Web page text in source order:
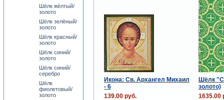
Икона: Св. Архангел Михаил
- 6
Шёлк
золото)
139.00 руб.
1635.00
Шёлк жёлтый/
золото
Шёлк зелёный/
золото
Шёлк красный/
золото
Шёлк синий/
золото
Шёлк синий/
серебро
Шёлк
фиолетовый/
золото